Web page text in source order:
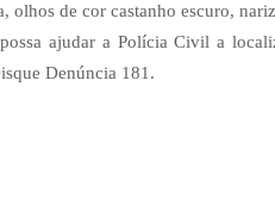
olhos de cor castanho escuro,
ajudar a Polícia Civil a
Denúncia 181.